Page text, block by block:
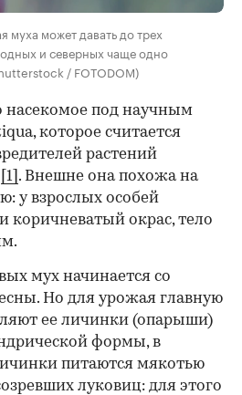
муха может давать до трех
и северных чаще одно
/ FOTODOM)
насекомое под научным
которое считается
растений
[1] . Внешне она похожа на
у взрослых особей
коричневатый окрас, тело
мух начинается со
Но для урожая главную
ее личинки (опарыши)
формы, в
питаются мякотью
луковиц: для этого